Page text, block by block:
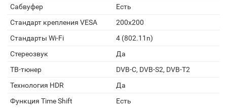
Сабвуфер
Есть
Стандарт крепления VESA
200x200
Стандарты Wi-Fi
4 (802.11n)
Стереозвук
Да
ТВ-тюнер
DVB-C, DVB-S2, DVB-T2
Технология HDR
Да
Функция Time Shift
Есть